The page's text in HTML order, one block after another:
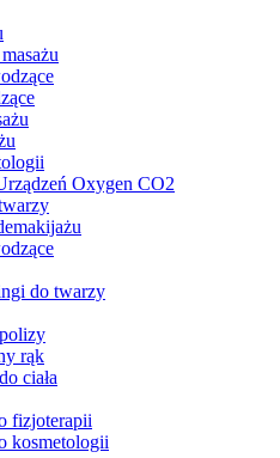
Oxygen CO2
do twarzy
rąk
ciała
fizjoterapii
kosmetologii